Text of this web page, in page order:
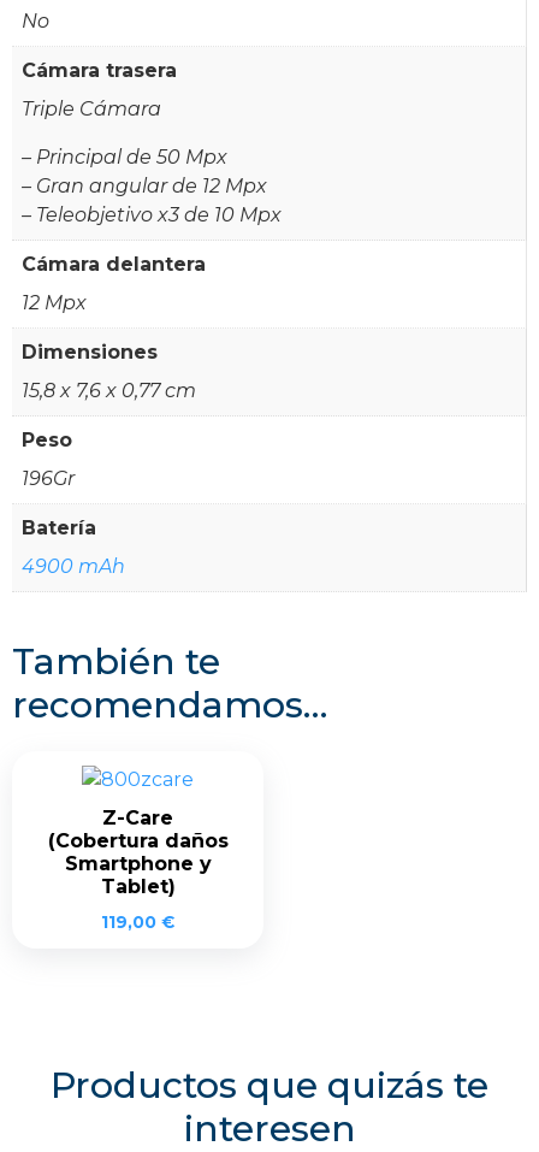
No
Cámara trasera
Triple Cámara
– Principal de 50 Mpx
– Gran angular de 12 Mpx
– Teleobjetivo x3 de 10 Mpx
Cámara delantera
12 Mpx
Dimensiones
15,8 x 7,6 x 0,77 cm
Peso
196Gr
Batería
4900 mAh
También te
recomendamos…
Z-Care
(Cobertura daños
Smartphone y
Tablet)
119,00 €
Productos que quizás te
interesen